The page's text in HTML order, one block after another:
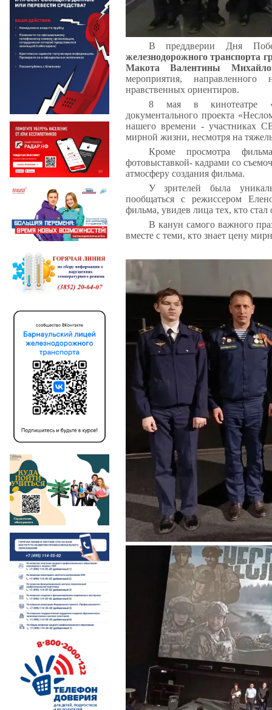
В преддверии Дня
железнодорожного транспорта
Макота Валентины
мероприятия,
нравственных ориентиров.
8 мая в кинотеатре
документального проекта
нашего времени - участниках
мирной жизни, несмотря на
Кроме просмотра
фотовыставкой- кадрами со
атмосферу создания фильма.
У зрителей была
пообщаться с режиссером
фильма, увидев лица тех, кто
В канун самого важного
вместе с теми, кто знает цену